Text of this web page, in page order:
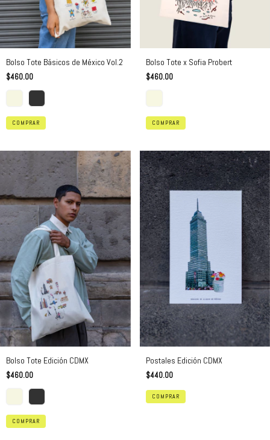
Bolso Tote Básicos de México Vol.2
$460.00
COMPRAR
Bolso Tote x Sofia Probert
$460.00
COMPRAR
Bolso Tote Edición CDMX
$460.00
COMPRAR
Postales Edición CDMX
$440.00